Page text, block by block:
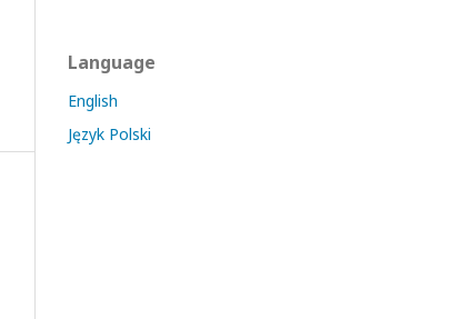
Language
English
Język Polski